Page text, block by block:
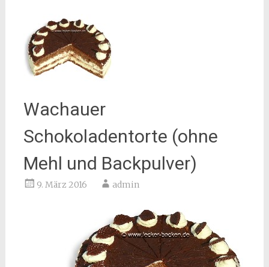
Wachauer
Schokoladentorte (ohne
Mehl und Backpulver)
9. März 2016 admin